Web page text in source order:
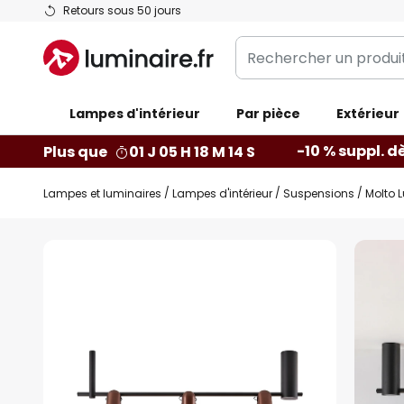
Retours sous 50 jours
Allez
contenu
Rechercher
un
catégorie...
Lampes d'intérieur Par pièce Extérieur
Plus que 01 J 05 H 18 M 13 S -10 % suppl.
Lampes et luminaires Lampes d'intérieur Suspensions Molto